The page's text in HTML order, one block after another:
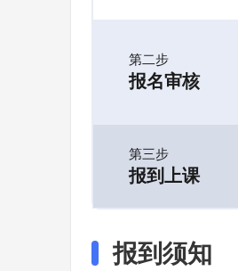
第二步
报名审核
第三步
报到上课
报到须知